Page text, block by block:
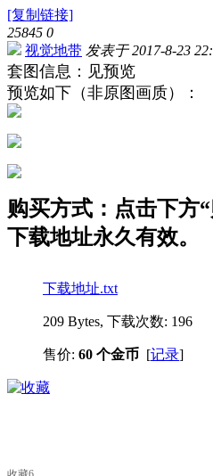
[复制链接]
25845 0
视觉地带 发表于 2017-8-23
套图信息：见预览
预览如下（非原图画质）：
购买方式：点击下方
下载地址永久有效。
下载地址.txt
209 Bytes, 下载次数: 196
售价: 60 个金币 [记录]